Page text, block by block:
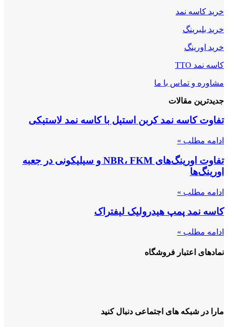
خرید کاسه نمد
خرید بلبرینگ
خرید اورینگ
کاسه نمد TTO
مشاوره و تماس با ما
جدیدترین مقالات
تفاوت کاسه نمد کربن استیل با کاسه نمد لاستیکی
ادامه مطلب »
تفاوت اورینگ‌های NBR، FKM و سیلیکونی در جعبه
اورینگ‌ها
ادامه مطلب »
کاسه نمد پمپ هیدرولیک لیفتراک
ادامه مطلب »
نمادهای اعتبار فروشگاه
مارا در شبکه های اجتماعی دنبال کنید